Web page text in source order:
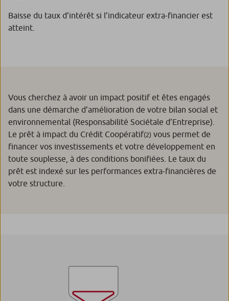
Baisse du taux d’intérêt si l’indicateur extra-financier est
atteint.
Vous cherchez à avoir un impact positif et êtes engagés
dans une démarche d’amélioration de votre bilan social et
environnemental (Responsabilité Sociétale d’Entreprise).
Le prêt à impact du Crédit Coopératif(2) vous permet de
financer vos investissements et votre développement en
toute souplesse, à des conditions bonifiées. Le taux du
prêt est indexé sur les performances extra-financières de
votre structure.